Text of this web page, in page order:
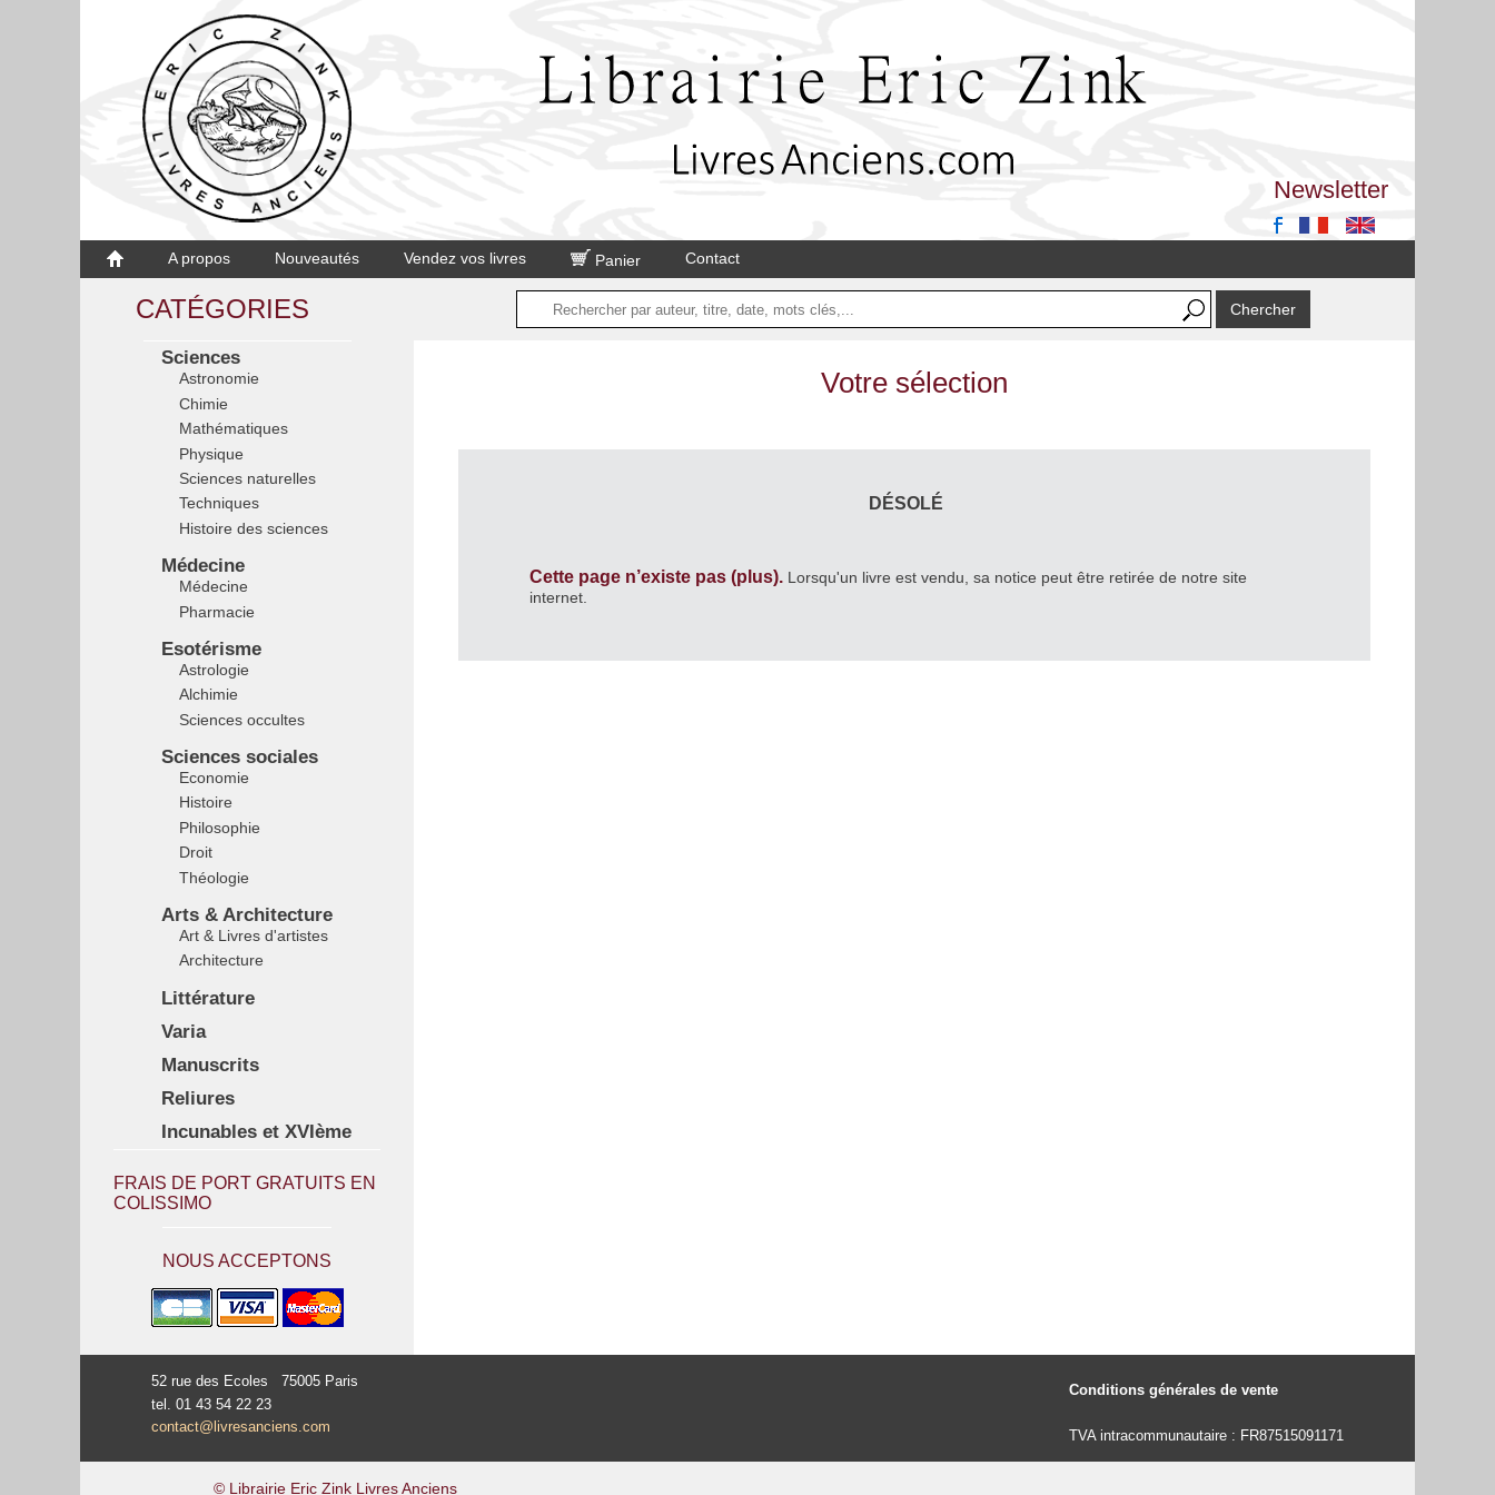
Newsletter
A propos Nouveautés Vendez vos livres Panier Contact
CATÉGORIES
Sciences
Astronomie
Chimie
Mathématiques
Physique
Sciences naturelles
Techniques
Histoire des sciences
Médecine
Médecine
Pharmacie
Esotérisme
Astrologie
Alchimie
Sciences occultes
Sciences sociales
Economie
Histoire
Philosophie
Droit
Théologie
Arts & Architecture
Art & Livres d'artistes
Architecture
Littérature
Varia
Manuscrits
Reliures
Incunables et XVIème
FRAIS DE PORT GRATUITS EN
COLISSIMO
NOUS ACCEPTONS
Votre sélection
DÉSOLÉ
Cette page n’existe pas (plus). Lorsqu'un livre est vendu, sa notice peut être retirée de notre site
internet.
52 rue des Ecoles 75005 Paris
tel. 01 43 54 22 23
contact@livresanciens.com
Conditions générales de vente
TVA intracommunautaire : FR87515091171
© Librairie Eric Zink Livres Anciens